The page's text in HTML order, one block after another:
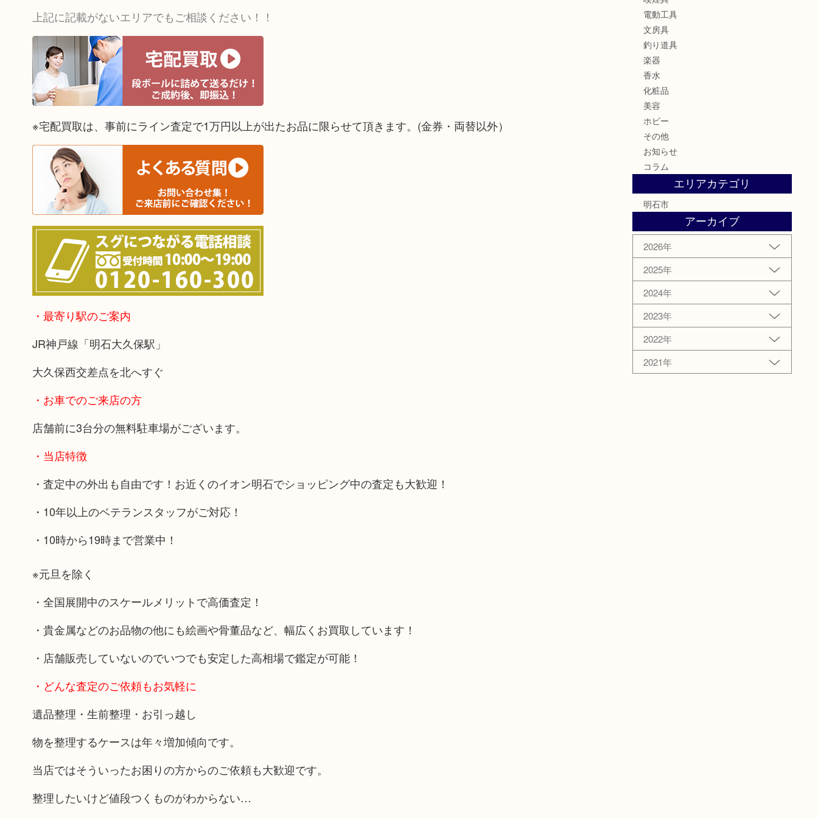
上記に記載がないエリアでもご相談ください！！
※宅配買取は、事前にライン査定で1万円以上が出たお品に限らせて頂きます。(金券・両替以外）
・最寄り駅のご案内
JR神戸線「明石大久保駅」
大久保西交差点を北へすぐ
・お車でのご来店の方
店舗前に3台分の無料駐車場がございます。
・当店特徴
・査定中の外出も自由です！お近くのイオン明石でショッピング中の査定も大歓迎！
・10年以上のベテランスタッフがご対応！
・10時から19時まで営業中！
※元旦を除く
・全国展開中のスケールメリットで高価査定！
・貴金属などのお品物の他にも絵画や骨董品など、幅広くお買取しています！
・店舗販売していないのでいつでも安定した高相場で鑑定が可能！
・どんな査定のご依頼もお気軽に
遺品整理・生前整理・お引っ越し
物を整理するケースは年々増加傾向です。
当店ではそういったお困りの方からのご依頼も大歓迎です。
整理したいけど値段つくものがわからない…
電動工具
文房具
釣り道具
楽器
香水
化粧品
美容
ホビー
その他
お知らせ
コラム
エリアカテゴリ
明石市
アーカイブ
2026年
2025年
2024年
2023年
2022年
2021年